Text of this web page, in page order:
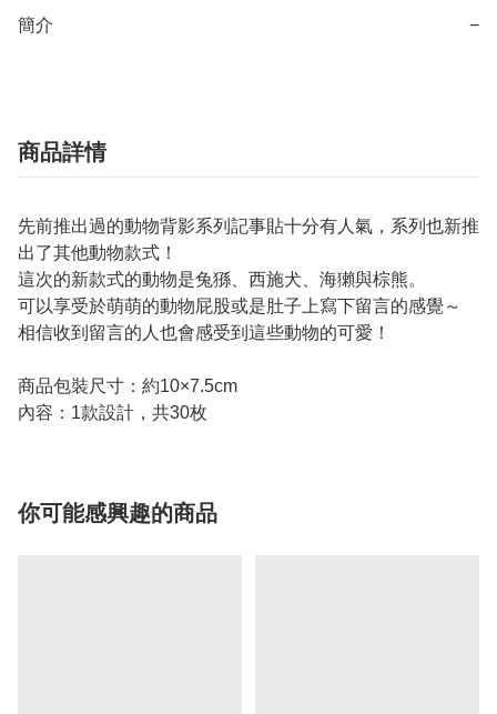
簡介 −
商品詳情
先前推出過的動物背影系列記事貼十分有人氣，系列也新推
出了其他動物款式！
這次的新款式的動物是兔猻、西施犬、海獺與棕熊。
可以享受於萌萌的動物屁股或是肚子上寫下留言的感覺～
相信收到留言的人也會感受到這些動物的可愛！
商品包裝尺寸：約10×7.5cm
內容：1款設計，共30枚
你可能感興趣的商品